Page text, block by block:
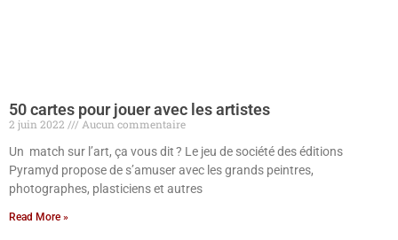
50 cartes pour jouer avec les artistes
2 juin 2022
Aucun commentaire
Un match sur l’art, ça vous dit ? Le jeu de société des éditions
Pyramyd propose de s’amuser avec les grands peintres,
photographes, plasticiens et autres
Read More »